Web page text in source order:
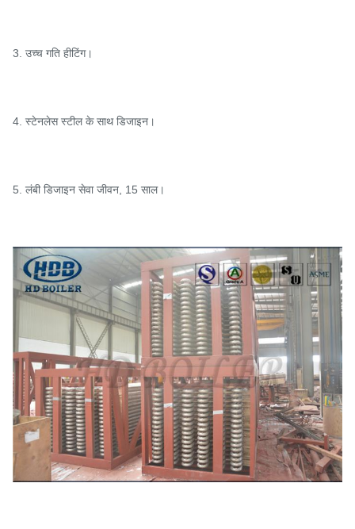
3. उच्च गति हीटिंग।
4. स्टेनलेस स्टील के साथ डिजाइन।
5. लंबी डिजाइन सेवा जीवन, 15 साल।